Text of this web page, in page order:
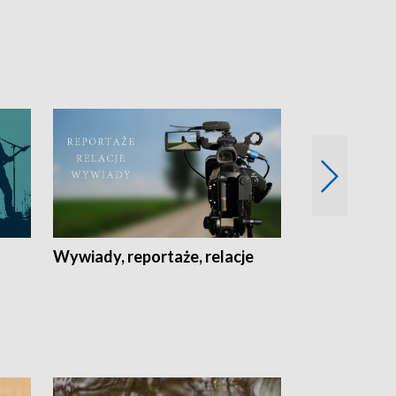
Wywiady, reportaże, relacje